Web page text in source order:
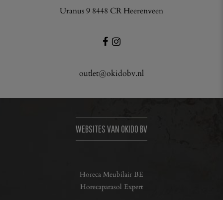
Uranus 9 8448 CR Heerenveen
outlet@okidobv.nl
WEBSITES VAN OKIDO BV
Horeca Meubilair BE
Horecaparasol Expert